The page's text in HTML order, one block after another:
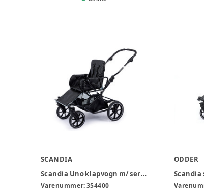
SCANDIA
Scandia Uno klapvogn m/ servo
Varenummer:354400
ODDER